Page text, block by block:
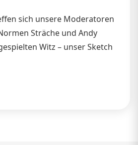
sich unsere Moderatoren
Sträche und Andy
Witz – unser Sketch